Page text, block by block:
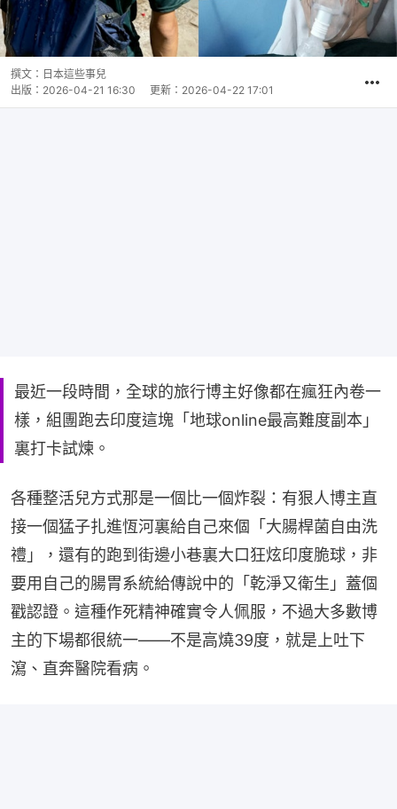
撰文： 日本這些事兒
出版： 2026-04-21 16:30 更新： 2026-04-22 17:01
最近一段時間，全球的旅行博主好像都在瘋狂內卷一
樣，組團跑去印度這塊「地球online最高難度副本」
裏打卡試煉。
各種整活兒方式那是一個比一個炸裂：有狠人博主直
接一個猛子扎進恆河裏給自己來個「大腸桿菌自由洗
禮」，還有的跑到街邊小巷裏大口狂炫印度脆球，非
要用自己的腸胃系統給傳說中的「乾淨又衛生」蓋個
戳認證。這種作死精神確實令人佩服，不過大多數博
主的下場都很統一——不是高燒39度，就是上吐下
瀉、直奔醫院看病。